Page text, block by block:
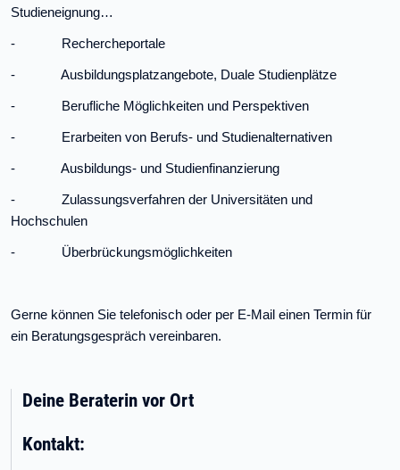
Studieneignung…
- Rechercheportale
- Ausbildungsplatzangebote, Duale Studienplätze
- Berufliche Möglichkeiten und Perspektiven
- Erarbeiten von Berufs- und Studienalternativen
- Ausbildungs- und Studienfinanzierung
- Zulassungsverfahren der Universitäten und
Hochschulen
- Überbrückungsmöglichkeiten
Gerne können Sie telefonisch oder per E-Mail einen Termin für
ein Beratungsgespräch vereinbaren.
Deine Beraterin vor Ort
Kontakt: